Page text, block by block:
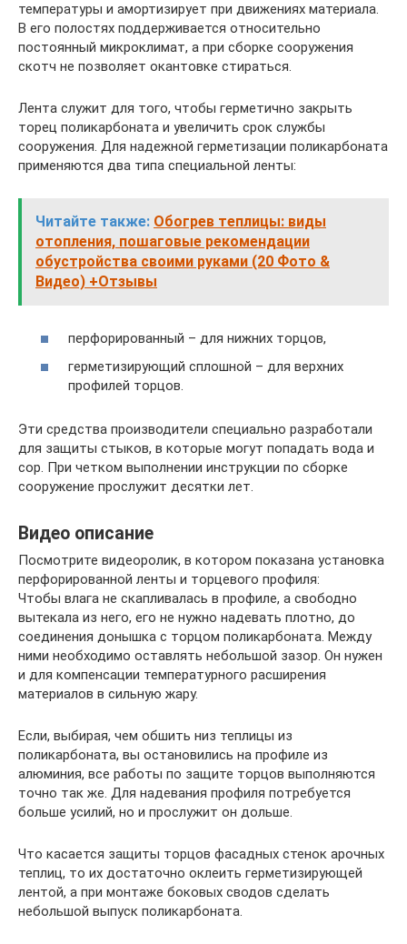
температуры и амортизирует при движениях материала.
В его полостях поддерживается относительно
постоянный микроклимат, а при сборке сооружения
скотч не позволяет окантовке стираться.
Лента служит для того, чтобы герметично закрыть
торец поликарбоната и увеличить срок службы
сооружения. Для надежной герметизации поликарбоната
применяются два типа специальной ленты:
Читайте также: Обогрев теплицы: виды
отопления, пошаговые рекомендации
обустройства своими руками (20 Фото &
Видео) +Отзывы
перфорированный – для нижних торцов,
герметизирующий сплошной – для верхних
профилей торцов.
Эти средства производители специально разработали
для защиты стыков, в которые могут попадать вода и
сор. При четком выполнении инструкции по сборке
сооружение прослужит десятки лет.
Видео описание
Посмотрите видеоролик, в котором показана установка
перфорированной ленты и торцевого профиля:
Чтобы влага не скапливалась в профиле, а свободно
вытекала из него, его не нужно надевать плотно, до
соединения донышка с торцом поликарбоната. Между
ними необходимо оставлять небольшой зазор. Он нужен
и для компенсации температурного расширения
материалов в сильную жару.
Если, выбирая, чем обшить низ теплицы из
поликарбоната, вы остановились на профиле из
алюминия, все работы по защите торцов выполняются
точно так же. Для надевания профиля потребуется
больше усилий, но и прослужит он дольше.
Что касается защиты торцов фасадных стенок арочных
теплиц, то их достаточно оклеить герметизирующей
лентой, а при монтаже боковых сводов сделать
небольшой выпуск поликарбоната.